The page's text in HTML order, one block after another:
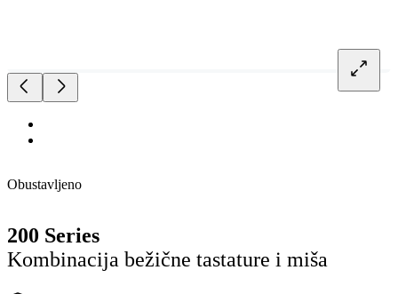
Obustavljeno
200 Series
Kombinacija bežične tastature i miša